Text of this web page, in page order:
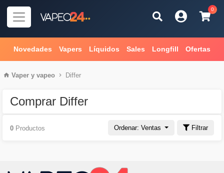
0
Novedades Vapers Líquidos Sales Longfill Ofertas
Vaper y vapeo Differ
Comprar Differ
Ordenar: Ventas Filtrar
0 Productos